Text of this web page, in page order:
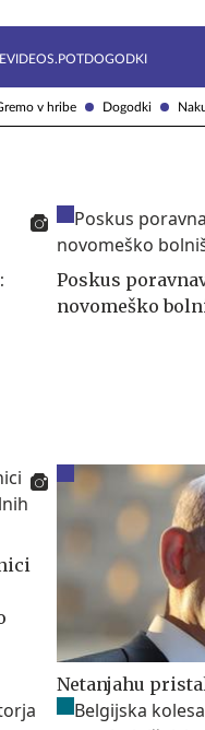
v hribe Dogodki
VIDEOS.POTDOGODKI
Poskus
novomeško
Netanjahu